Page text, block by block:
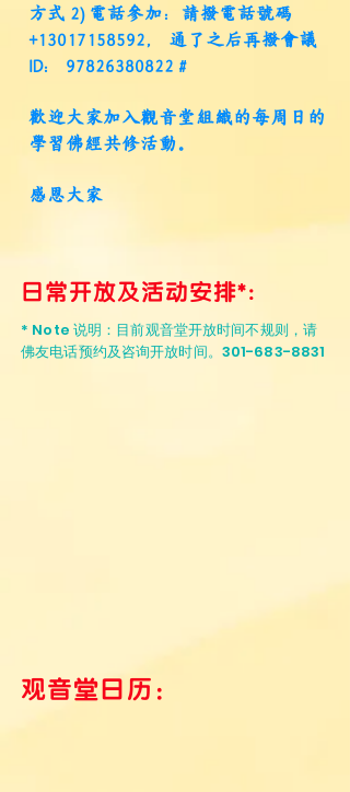
方式 2) 电话参加：请拨电话号码
+13017158592， 通了之后再拨会议
ID： 97826380822 #
欢迎大家加入观音堂组织的每周日的
学习佛经共修活动。
感恩大家
日常开放及活动安排*:
* Note 说明：目前观音堂开放时间不规则，请
佛友电话预约及咨询开放时间。301-683-8831
观音堂日历：